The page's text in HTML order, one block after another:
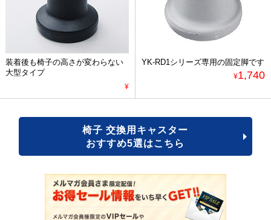
装着後も椅子の高さが変わらない
大型タイプ
¥
YK-RD1シリーズ専用の固定脚です
¥1,740
椅子 交換用キャスター
おすすめ5選はこちら